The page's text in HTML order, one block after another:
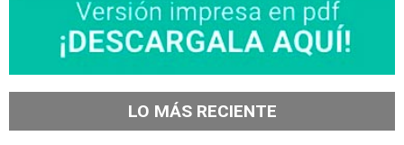
LO MÁS RECIENTE